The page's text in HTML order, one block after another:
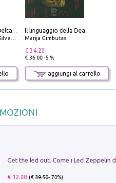
Il linguaggio della Dea
Marija Gimbutas
€ 34.20
€ 36.00 -5 %
aggiungi al carrello
€ 12.00 (€39.50- 70%)